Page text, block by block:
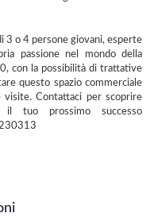
3 o 4 persone giovani, esperte
passione nel mondo della
con la possibilità di trattative
questo spazio commerciale
Contattaci per scoprire
tuo prossimo successo